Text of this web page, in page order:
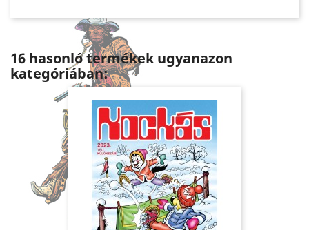
16 hasonló termékek ugyanazon
kategóriában: